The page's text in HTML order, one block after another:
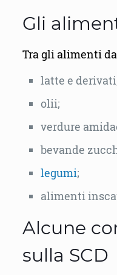
Gli
Tra gli alimenti
latte e
olii;
verdure
bevande
legumi;
alimenti
Alcune
sulla SCD